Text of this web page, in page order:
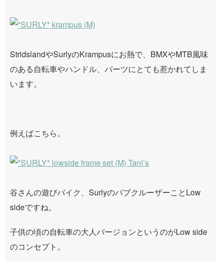
StridslandやSurlyのKrampusにお熱で、BMXやMTB風味
のある自転車やハンドル、パーツにとても惹かれてしま
います。
例えばこちら。
谷さんの遊びバイク、SurlyのパブクルーザーことLow
sideですね。
子供の頃の自転車の大人バージョンというのがLow side
のコンセプト。